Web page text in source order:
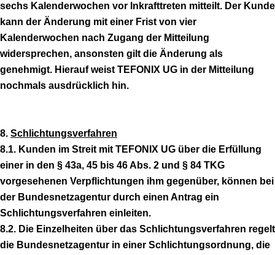
sechs Kalenderwochen vor Inkrafttreten mitteilt. Der Kunde
kann der Änderung mit einer Frist von vier
Kalenderwochen nach Zugang der Mitteilung
widersprechen, ansonsten gilt die Änderung als
genehmigt. Hierauf weist TEFONIX UG in der Mitteilung
nochmals ausdrücklich hin.
8. Schlichtungsverfahren
8.1. Kunden im Streit mit TEFONIX UG über die Erfüllung
einer in den § 43a, 45 bis 46 Abs. 2 und § 84 TKG
vorgesehenen Verpflichtungen ihm gegenüber, können bei
der Bundesnetzagentur durch einen Antrag ein
Schlichtungsverfahren einleiten.
8.2. Die Einzelheiten über das Schlichtungsverfahren regelt
die Bundesnetzagentur in einer Schlichtungsordnung, die